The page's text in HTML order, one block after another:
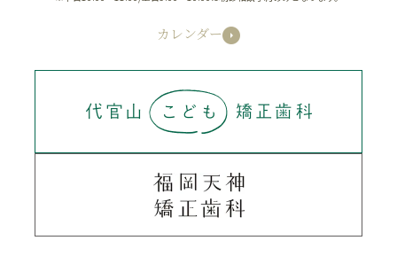
カレンダー